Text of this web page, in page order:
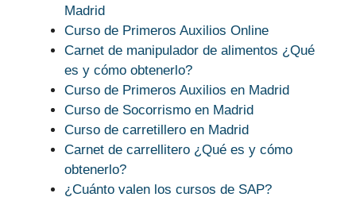
Madrid
Curso de Primeros Auxilios Online
Carnet de manipulador de alimentos ¿Qué
es y cómo obtenerlo?
Curso de Primeros Auxilios en Madrid
Curso de Socorrismo en Madrid
Curso de carretillero en Madrid
Carnet de carrellitero ¿Qué es y cómo
obtenerlo?
¿Cuánto valen los cursos de SAP?